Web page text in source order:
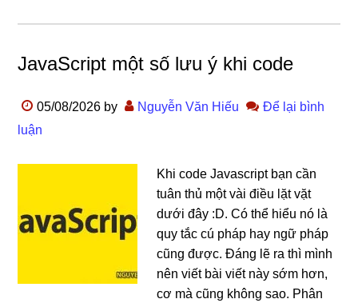
JavaScript một số lưu ý khi code
05/08/2026 by Nguyễn Văn Hiếu
Để lại bình
luận
Khi code Javascript bạn cần
tuân thủ một vài điều lặt vặt
dưới đây :D. Có thể hiểu nó là
quy tắc cú pháp hay ngữ pháp
cũng được. Đáng lẽ ra thì mình
nên viết bài viết này sớm hơn,
cơ mà cũng không sao. Phân